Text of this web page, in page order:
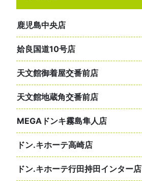
鹿児島中央店
姶良国道10号店
天文館御着屋交番前店
天文館地蔵角交番前店
MEGAドンキ霧島隼人店
ドン.キホーテ高崎店
ドン.キホーテ行田持田インター店